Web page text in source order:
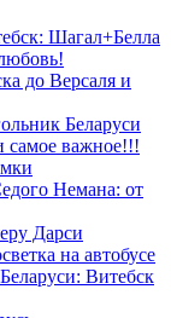
Шагал+Белла
до Версаля и
Беларуси
самое важное!!!
Немана: от
Дарси
на автобусе
Витебск